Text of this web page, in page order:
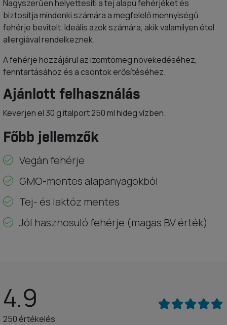
Nagyszerűen helyettesíti a tej alapú fehérjéket és
biztosítja mindenki számára a megfelelő mennyiségű
fehérje bevitelt. Ideális azok számára, akik valamilyen étel
allergiával rendelkeznek.
A fehérje hozzájárul az izomtömeg növekedéséhez,
fenntartásához és a csontok erősítéséhez.
Ajánlott felhasználás
Keverjen el 30 g italport 250 ml hideg vízben.
Főbb jellemzők
Vegán fehérje
GMO-mentes alapanyagokból
Tej- és laktóz mentes
Jól hasznosuló fehérje (magas BV érték)
4.9
250 értékelés